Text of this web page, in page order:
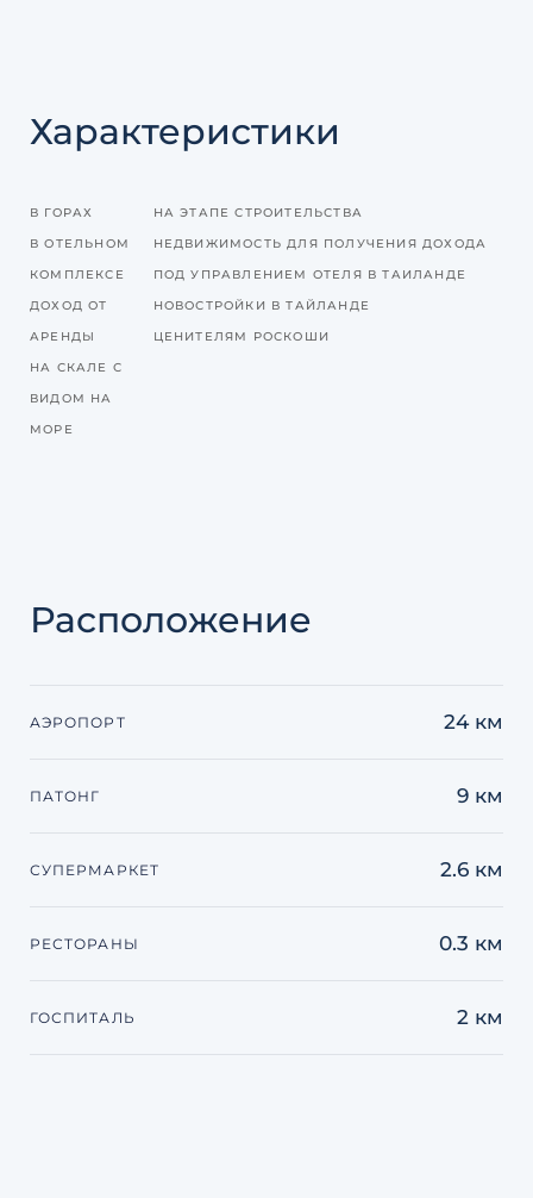
Характеристики
В ГОРАХ
В ОТЕЛЬНОМ
КОМПЛЕКСЕ
ДОХОД ОТ
АРЕНДЫ
НА СКАЛЕ С
ВИДОМ НА
МОРЕ
НА ЭТАПЕ СТРОИТЕЛЬСТВА
НЕДВИЖИМОСТЬ ДЛЯ ПОЛУЧЕНИЯ ДОХОДА
ПОД УПРАВЛЕНИЕМ ОТЕЛЯ В ТАИЛАНДЕ
НОВОСТРОЙКИ В ТАЙЛАНДЕ
ЦЕНИТЕЛЯМ РОСКОШИ
Расположение
АЭРОПОРТ 24 км
ПАТОНГ 9 км
СУПЕРМАРКЕТ 2.6 км
РЕСТОРАНЫ 0.3 км
ГОСПИТАЛЬ 2 км